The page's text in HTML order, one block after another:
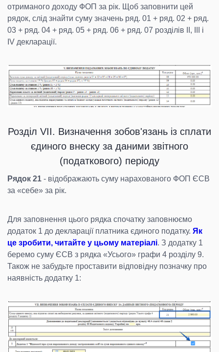
отриманого доходу ФОП за рік. Щоб заповнити цей
рядок, слід знайти суму значень ряд. 01 + ряд. 02 + ряд.
03 + ряд. 04 + ряд. 05 + ряд. 06 + ряд. 07 розділів II, III і
IV декларації.
Розділ VII. Визначення зобов'язань із сплати
єдиного внеску за даними звітного
(податкового) періоду
Рядок 21 - відображають суму нарахованого ФОП ЄСВ
за «себе» за рік.
Для заповнення цього рядка спочатку заповнюємо
додаток 1 до декларації платника єдиного податку. Як
це зробити, читайте у цьому матеріалі. З додатку 1
беремо суму ЄСВ з рядка «Усього» графи 4 розділу 9.
Також не забудьте проставити відповідну позначку про
наявність додатку 1: